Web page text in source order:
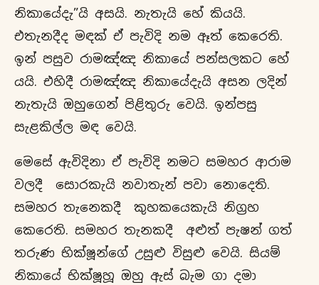
නිකායේදැ”යි අසයි. නැතැයි හේ කියයි.
එතැනදීද මඳක් ඒ පැවිදි නම ඈත් කෙරෙති.
ඉන් පසුව රාමඤ්ඤ නිකායේ පන්සලකට හේ
යයි. එහිදී රාමඤ්ඤ නිකායේදැයි අසන ලදින්
නැතැයි ඔහුගෙන් පිළිතුරු වෙයි. ඉන්පසු
සැළකිල්ල මඳ වෙයි.
මෙසේ ඇවිදිනා ඒ පැවිදි නමට සමහර ආරාම
වලදී සොරකැයි නවාතැන් පවා නොදෙති.
සමහර තැනෙකදී කුහකයෙකැයි නිග්‍රහ
කෙරෙති. සමහර තැනකදී අළුත් පැෂන් ගත්
තරුණ භික්ෂූන්ගේ උසුළු විසුළු වෙයි. සියම්
නිකායේ භික්ෂූහූ ඔහු ඇස් බැම ගා දමා